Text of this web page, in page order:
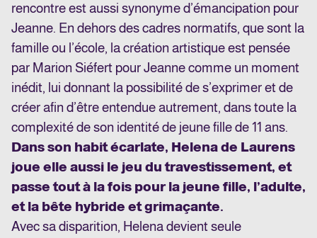
rencontre est aussi synonyme d’émancipation pour
Jeanne. En dehors des cadres normatifs, que sont la
famille ou l’école, la création artistique est pensée
par Marion Siéfert pour Jeanne comme un moment
inédit, lui donnant la possibilité de s’exprimer et de
créer afin d’être entendue autrement, dans toute la
complexité de son identité de jeune fille de 11 ans.
Dans son habit écarlate, Helena de Laurens
joue elle aussi le jeu du travestissement, et
passe tout à la fois pour la jeune fille, l’adulte,
et la bête hybride et grimaçante.
Avec sa disparition, Helena devient seule